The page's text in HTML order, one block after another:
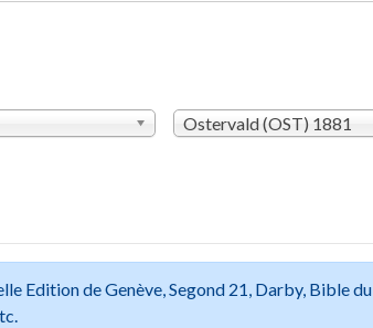
Ostervald (OST) 1881
Edition de Genève, Segond 21, Darby, Bible du